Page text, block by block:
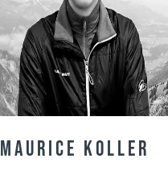
Maurice Koller